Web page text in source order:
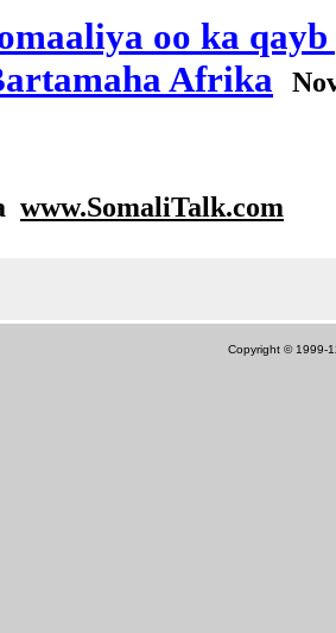
oo ka
Afrika
www.SomaliTalk.com
Copyright © 1999-